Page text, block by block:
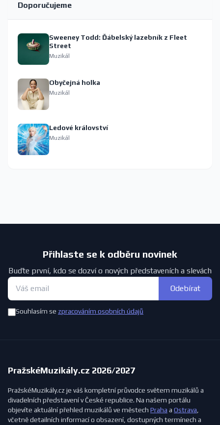
Doporučujeme
Sweeney Todd: Ďábelský lazebník z Fleet
Street
Muzikál
Obyčejná holka
Muzikál
Ledové království
Muzikál
Přihlaste se k odběru novinek
Buďte první, kdo se dozví o nových představeních a slevách
Odebírat
Souhlasím se zpracováním osobních údajů
PražskéMuzikály.cz 2026/2027
PražskéMuzikály.cz je váš kompletní průvodce světem muzikálů a
divadelních představení v České republice. Na našem portálu
objevíte aktuální přehled muzikálů ve městech Praha a Ostrava
včetně detailních informací o obsazení, dostupných termínech a